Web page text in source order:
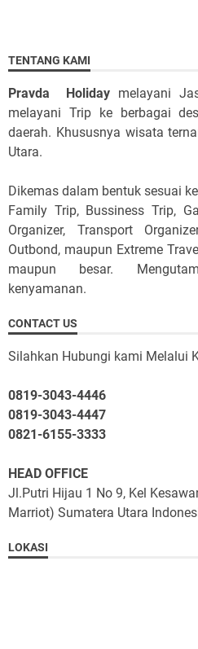
TENTANG KAMI
Pravda Holiday melayani
melayani Trip ke berbagai
daerah. Khususnya wisata
Utara.
Dikemas dalam bentuk sesuai
Family Trip, Bussiness Trip,
Organizer, Transport
Outbond, maupun Extreme
maupun besar.
kenyamanan.
CONTACT US
Silahkan Hubungi kami Melalui
0819-3043-4446
0819-3043-4447
0821-6155-3333
HEAD OFFICE
Jl.Putri Hijau 1 No 9, Kel
Marriot) Sumatera Utara
LOKASI